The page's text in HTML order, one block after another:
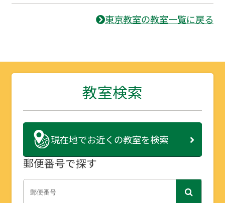
東京教室の教室一覧に戻る
教室検索
現在地でお近くの教室を検索
郵便番号で探す